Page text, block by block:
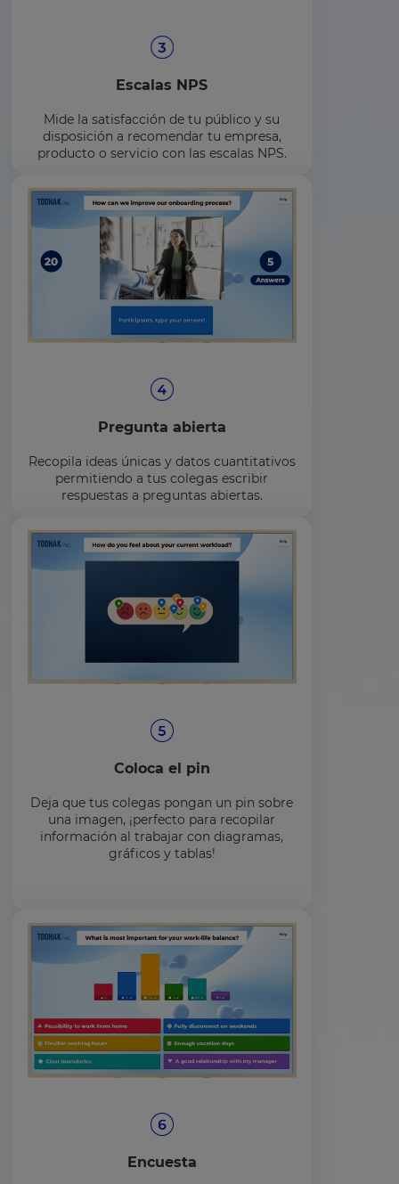
Escalas NPS
Mide la satisfacción de tu público y su
disposición a recomendar tu empresa,
producto o servicio con las escalas NPS.
Pregunta abierta
Recopila ideas únicas y datos cuantitativos
permitiendo a tus colegas escribir
respuestas a preguntas abiertas.
Coloca el pin
Deja que tus colegas pongan un pin sobre
una imagen, ¡perfecto para recopilar
información al trabajar con diagramas,
gráficos y tablas!
Encuesta